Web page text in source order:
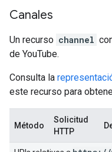
Canales
Un recurso channel
de YouTube.
Consulta la
este recurso para
Método
Solicitud
HTTP